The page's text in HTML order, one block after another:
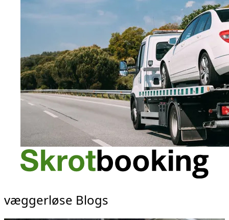
væggerløse Blogs